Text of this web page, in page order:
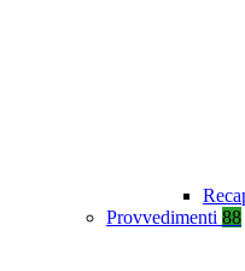
Provvedimenti 88